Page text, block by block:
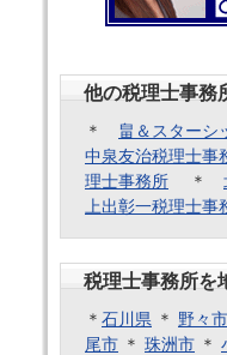
他の税理士事務
＊ 畠＆スターシ
中泉友治税理士事
理士事務所 ＊
上出彰一税理士事
税理士事務所を
＊ 石川県 ＊ 野々
尾市 ＊ 珠洲市 ＊